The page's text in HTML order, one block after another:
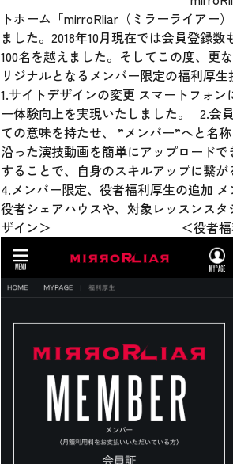
トホーム「mirroRliar（ミラーライアー
ました。2018年10月現在では会員登録
100名を越えました。そしてこの度、更
リジナルとなるメンバー限定の福利厚
1.サイトデザインの変更 スマートフォ
ー体験向上を実現いたしました。 2.会
ての意味を持たせ、 ”メンバー”へと名
沿った演技動画を簡単にアップロード
することで、自身のスキルアップに繋
4.メンバー限定、役者福利厚生の追加
役者シェアハウスや、対象レッスンス
ザイン＞ ＜役者福利厚